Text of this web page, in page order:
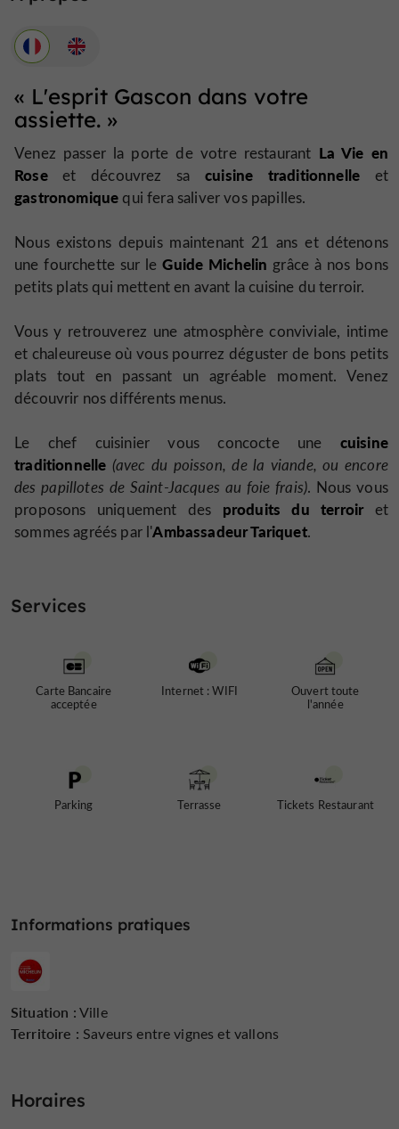
« L'esprit Gascon dans votre
assiette. »
Venez passer la porte de votre restaurant La Vie en
Roseet découvrez sacuisine traditionnelle et
gastronomique qui fera saliver vos papilles.
Nous existons depuis maintenant 21 ans et détenons
une fourchette sur leGuide Michelin grâce à nos bons
petits plats qui mettent en avant la cuisine du terroir.
Vous y retrouverez une atmosphère conviviale, intime
et chaleureuse où vous pourrez déguster de bons petits
plats tout en passant un agréable moment. Venez
découvrir nos différents menus.
Le chef cuisinier vous concocte une cuisine
traditionnelle (avec du poisson, de la viande, ou encore
des papillotes de Saint-Jacques au foie frais). Nous vous
proposons uniquement des produits du terroiret
sommes agréés par l'Ambassadeur Tariquet.
Services
Carte Bancaire
acceptée
Internet : WIFI
Ouvert toute
l'année
Parking Terrasse Tickets Restaurant
Informations pratiques
Situation :Ville
Territoire : Saveurs entre vignes et vallons
Horaires